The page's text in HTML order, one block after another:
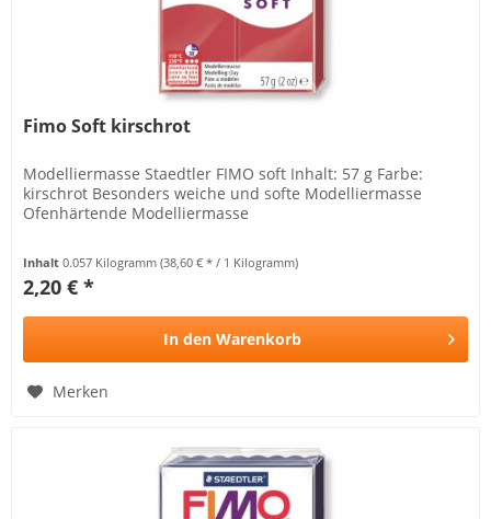
Fimo Soft kirschrot
Modelliermasse Staedtler FIMO soft Inhalt: 57 g Farbe:
kirschrot Besonders weiche und softe Modelliermasse
Ofenhärtende Modelliermasse
Inhalt0.057 Kilogramm(38,60 € * / 1 Kilogramm)
2,20 € *
In den Warenkorb
Merken